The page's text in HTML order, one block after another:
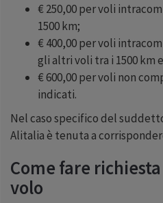
€ 250,00 per voli
1500 km;
€ 400,00 per voli
gli altri voli tra i 1500 km
€ 600,00 per voli non
indicati.
Nel caso specifico del
Alitalia è tenuta a
Come fare
volo